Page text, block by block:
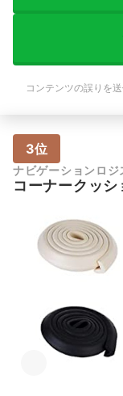
コンテンツの誤りを
3位
ナビゲーションロジ
コーナークッシ